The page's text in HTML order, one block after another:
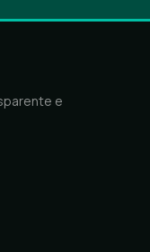
e